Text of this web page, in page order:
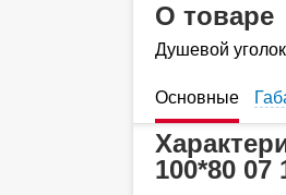
О товаре
Душевой
Основные
100*80 07